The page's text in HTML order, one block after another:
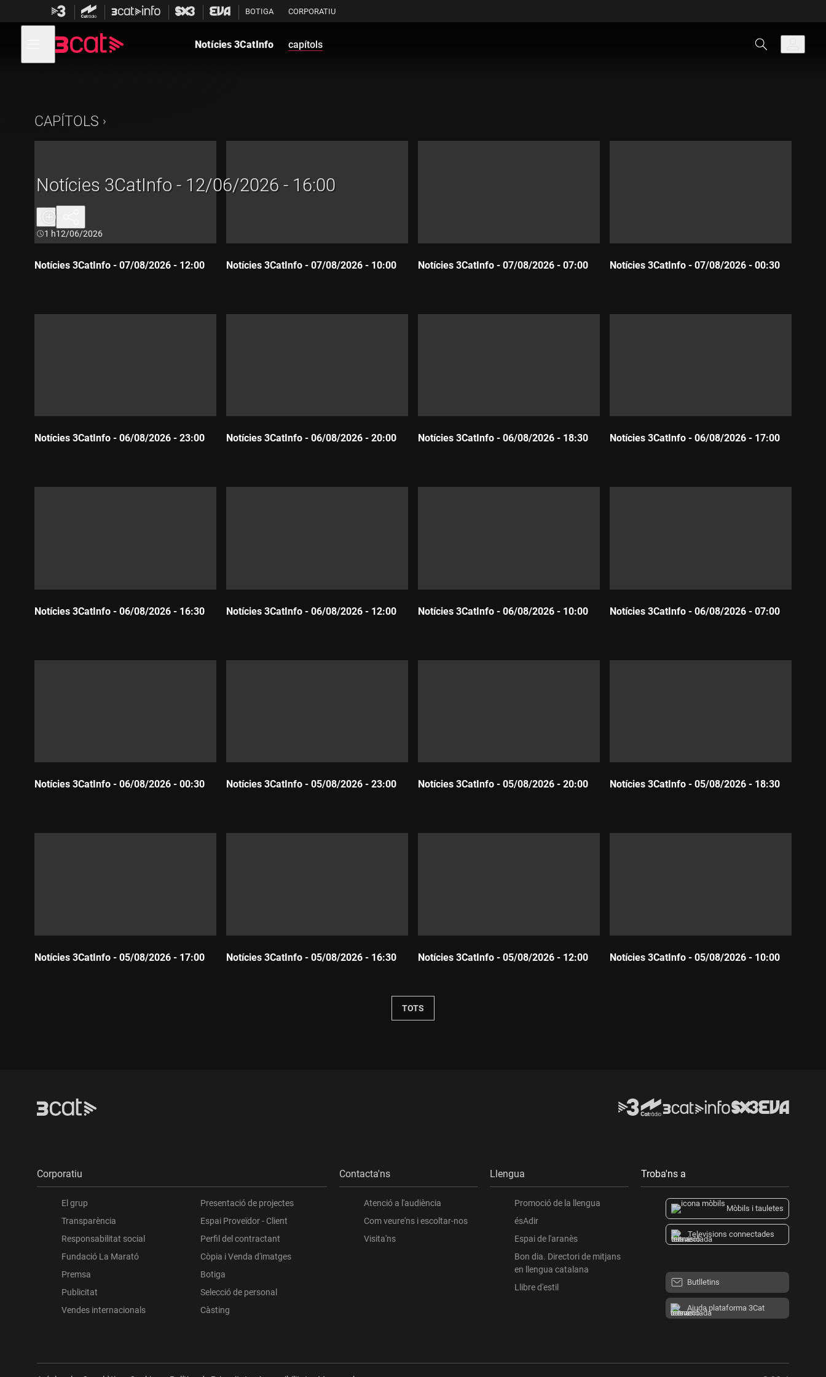
contingut
BOTIGA CORPORATIU
menú
de
Notícies 3CatInfo capítols
Notícies 3CatInfo - 12/06/2026 - 16:00
Durada:
1 h12/06/2026
CAPÍTOLS
Notícies 3CatInfo - 07/08/2026 - 12:00 Notícies 3CatInfo - 07/08/2026 - 10:00 Notícies 3CatInfo - 07/08/2026 - 07:00 Notícies 3CatInfo - 07/08/2026 - 00:30
Notícies 3CatInfo - 06/08/2026 - 23:00 Notícies 3CatInfo - 06/08/2026 - 20:00 Notícies 3CatInfo - 06/08/2026 - 18:30 Notícies 3CatInfo - 06/08/2026 - 17:00
Notícies 3CatInfo - 06/08/2026 - 16:30 Notícies 3CatInfo - 06/08/2026 - 12:00 Notícies 3CatInfo - 06/08/2026 - 10:00 Notícies 3CatInfo - 06/08/2026 - 07:00
Notícies 3CatInfo - 06/08/2026 - 00:30 Notícies 3CatInfo - 05/08/2026 - 23:00 Notícies 3CatInfo - 05/08/2026 - 20:00 Notícies 3CatInfo - 05/08/2026 - 18:30
Notícies 3CatInfo - 05/08/2026 - 17:00 Notícies 3CatInfo - 05/08/2026 - 16:30 Notícies 3CatInfo - 05/08/2026 - 12:00 Notícies 3CatInfo - 05/08/2026 - 10:00
TOTS
Corporatiu
El grup
Transparència
Responsabilitat social
Fundació La Marató
Premsa
Publicitat
Vendes internacionals
Presentació de projectes
Espai Proveïdor - Client
Perfil del contractant
Còpia i Venda d'imatges
Botiga
Selecció de personal
Càsting
Contacta'ns
Atenció a l'audiència
Com veure'ns i escoltar-nos
Visita'ns
Llengua
Promoció de la llengua
ésAdir
Espai de l'aranès
Bon dia. Directori de mitjans
en llengua catalana
Llibre d'estil
Troba'ns a
Mòbils i tauletes
Televisions connectades
Butlletins
Ajuda plataforma 3Cat